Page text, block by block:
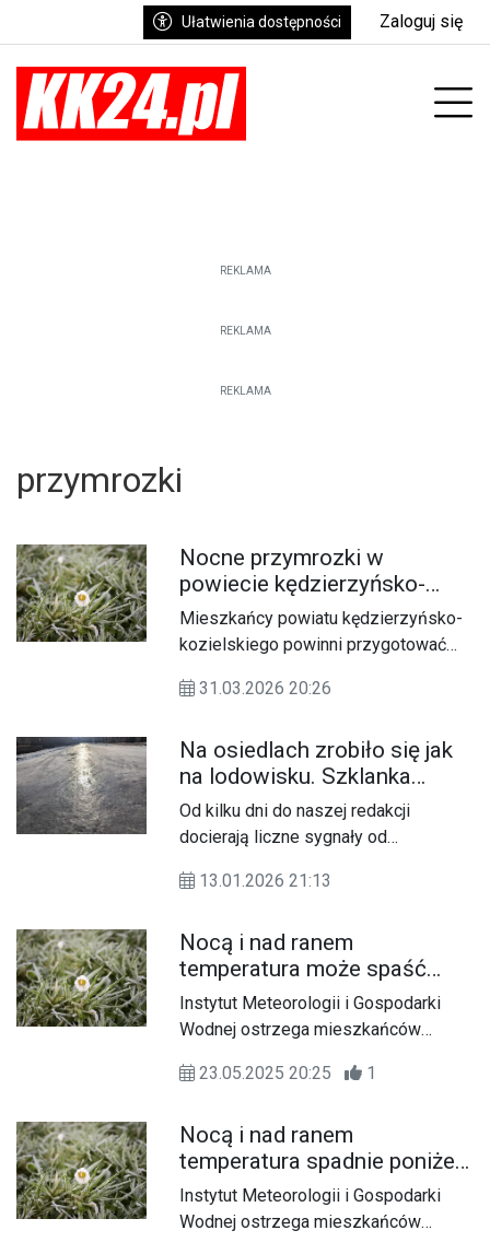
Ułatwienia dostępności Zaloguj się
REKLAMA
REKLAMA
REKLAMA
przymrozki
Nocne przymrozki w
powiecie kędzierzyńsko-
kozielskim. Wydano
ostrzeżenie pierwszego
Mieszkańcy powiatu kędzierzyńsko-
kozielskiego powinni przygotować
najbliższych godzinach. Wydano
pierwszego stopnia dotyczące
przymrozków.
31.03.2026 20:26
Na osiedlach zrobiło się jak
na lodowisku. Szklanka
przykryta śniegiem to dziś
największy problem
kierowców i pieszych
Od kilku dni do naszej redakcji
docierają liczne sygnały od
Koźlu, którzy zwracają uwagę na
ciągu dnia śnieg topnieje, wieczorem
przychodzi przymrozek, a rano na
jezdniach i chodnikach tworzy się tzw.
szklanka. Dzisiejszy poranny opad
nawierzchnię, co sprawiło, że wiele
pozoru.
13.01.2026 21:13
Nocą i nad ranem
temperatura może spaść
poniżej zera. Wydano
ostrzeżenie dla naszego
powiatu
Instytut Meteorologii i Gospodarki
Wodnej ostrzega mieszkańców
przymrozkami.
23.05.2025 20:25 1
Nocą i nad ranem
temperatura spadnie poniżej
zera. Wydano ostrzeżenie dla
naszego powiatu
Instytut Meteorologii i Gospodarki
Wodnej ostrzega mieszkańców